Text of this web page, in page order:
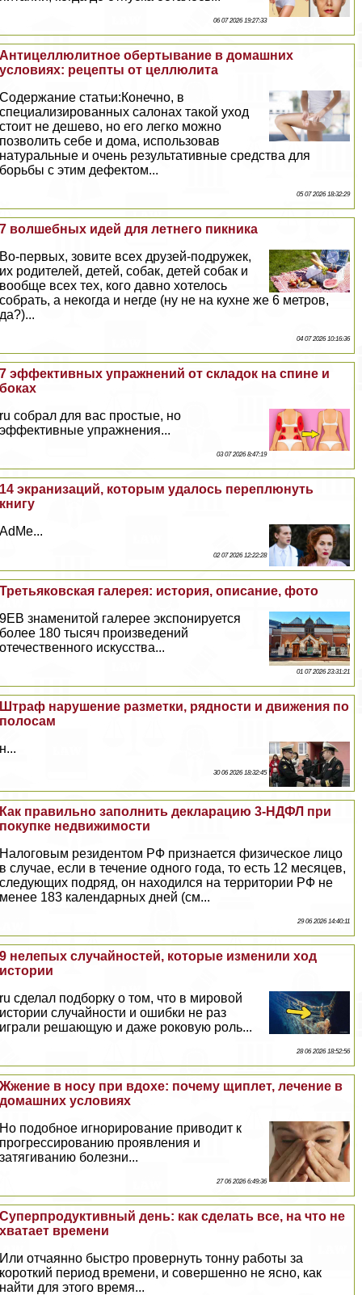
06 07 2026 19:27:33
Антицеллюлитное обертывание в домашних
условиях: рецепты от целлюлита
Содержание статьи:Конечно, в
специализированных салонах такой уход
стоит не дешево, но его легко можно
позволить себе и дома, использовав
натуральные и очень результативные средства для
борьбы с этим дефектом...
05 07 2026 18:32:29
7 волшебных идей для летнего пикника
Во-первых, зовите всех друзей-подружек,
их родителей, детей, собак, детей собак и
вообще всех тех, кого давно хотелось
собрать, а некогда и негде (ну не на кухне же 6 метров,
да?)...
04 07 2026 10:16:36
7 эффективных упражнений от складок на спине и
боках
ru собрал для вас простые, но
эффективные упражнения...
03 07 2026 8:47:19
14 экранизаций, которым удалось переплюнуть
книгу
AdMe...
02 07 2026 12:22:28
Третьяковская галерея: история, описание, фото
9EВ знаменитой галерее экспонируется
более 180 тысяч произведений
отечественного искусства...
01 07 2026 23:31:21
Штраф нарушение разметки, рядности и движения по
полосам
н...
30 06 2026 18:32:45
Как правильно заполнить декларацию 3-НДФЛ при
покупке недвижимости
Налоговым резидентом РФ признается физическое лицо
в случае, если в течение одного года, то есть 12 месяцев,
следующих подряд, он находился на территории РФ не
менее 183 календарных дней (см...
29 06 2026 14:40:11
9 нелепых случайностей, которые изменили ход
истории
ru сделал подборку о том, что в мировой
истории случайности и ошибки не раз
играли решающую и даже роковую роль...
28 06 2026 18:52:56
Жжение в носу при вдохе: почему щиплет, лечение в
домашних условиях
Но подобное игнорирование приводит к
прогрессированию проявления и
затягиванию болезни...
27 06 2026 6:49:36
Суперпродуктивный день: как сделать все, на что не
хватает времени
Или отчаянно быстро провернуть тонну работы за
короткий период времени, и совершенно не ясно, как
найти для этого время...